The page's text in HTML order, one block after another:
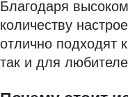
Благодаря
количеству
отлично подходят
так и для